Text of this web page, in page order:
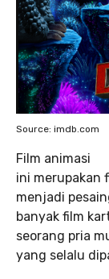
Source: imdb.com
Film animasi
ini merupakan
menjadi
banyak film
seorang pria
yang selalu